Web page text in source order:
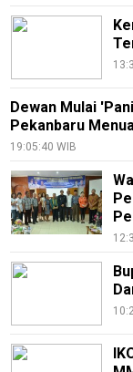
Dewan Mulai
Pekanbaru
19:05:40 WIB
Smartphone
Guide
EduBudaya
EduStyle
Economy
Recipes